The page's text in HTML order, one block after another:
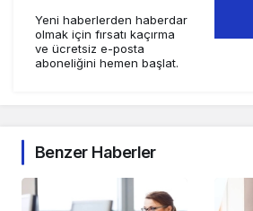
Yeni haberlerden haberdar
olmak için fırsatı kaçırma
ve ücretsiz e-posta
aboneliğini hemen başlat.
Benzer Haberler